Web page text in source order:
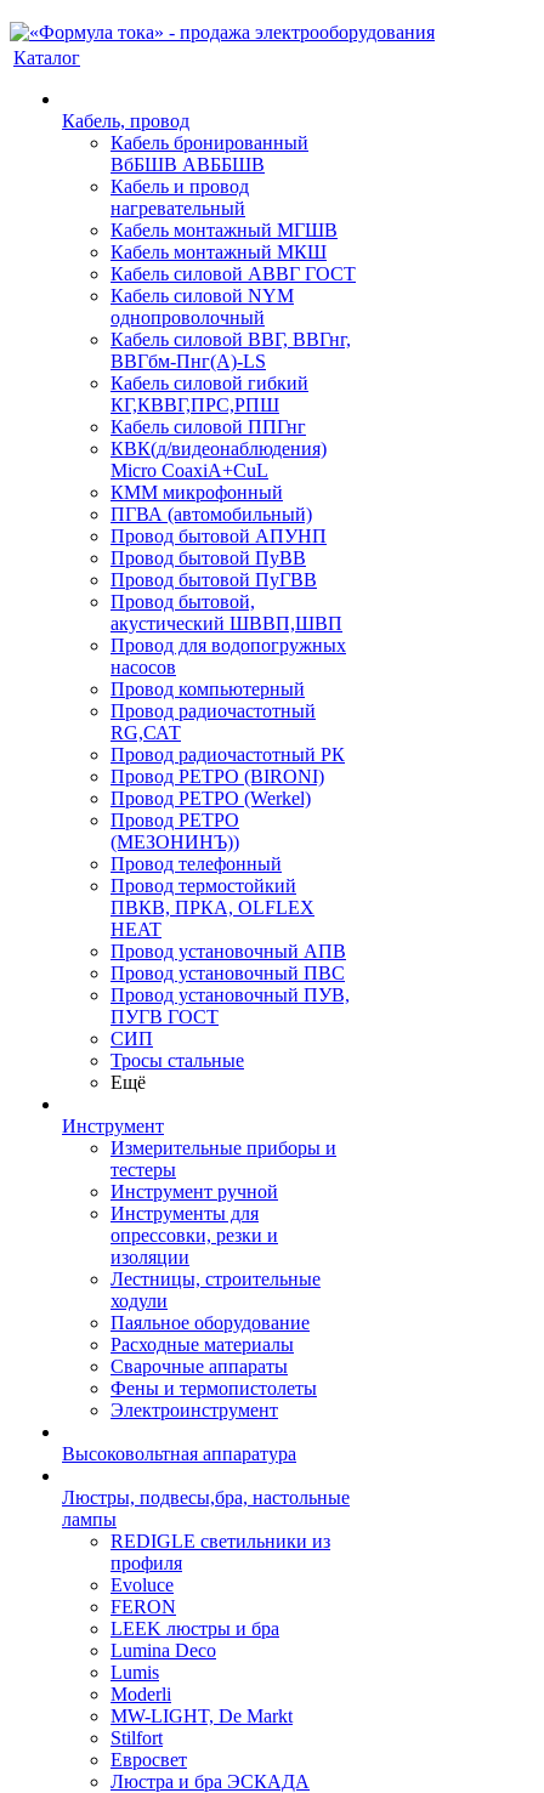
Каталог
Кабель, провод
Кабель бронированный
ВбБШВ АВББШВ
Кабель и провод
нагревательный
Кабель монтажный МГШВ
Кабель монтажный МКШ
Кабель силовой АВВГ ГОСТ
Кабель силовой NYM
однопроволочный
Кабель силовой ВВГ, ВВГнг,
ВВГбм-Пнг(А)-LS
Кабель силовой гибкий
КГ,КВВГ,ПРС,РПШ
Кабель силовой ППГнг
КВК(д/видеонаблюдения)
Micro CoaxiA+CuL
КММ микрофонный
ПГВА (автомобильный)
Провод бытовой АПУНП
Провод бытовой ПуВВ
Провод бытовой ПуГВВ
Провод бытовой,
акустический ШВВП,ШВП
Провод для водопогружных
насосов
Провод компьютерный
Провод радиочастотный
RG,САТ
Провод радиочастотный РК
Провод РЕТРО (BIRONI)
Провод РЕТРО (Werkel)
Провод РЕТРО
(МЕЗОНИНЪ))
Провод телефонный
Провод термостойкий
ПВКВ, ПРКА, OLFLEX
HEAT
Провод установочный АПВ
Провод установочный ПВС
Провод установочный ПУВ,
ПУГВ ГОСТ
СИП
Тросы стальные
Ещё
Инструмент
Измерительные приборы и
тестеры
Инструмент ручной
Инструменты для
опрессовки, резки и
изоляции
Лестницы, строительные
ходули
Паяльное оборудование
Расходные материалы
Сварочные аппараты
Фены и термопистолеты
Электроинструмент
Высоковольтная аппаратура
Люстры, подвесы,бра, настольные
лампы
REDIGLE светильники из
профиля
Evoluce
FERON
LEEK люстры и бра
Lumina Deco
Lumis
Moderli
MW-LIGHT, De Markt
Stilfort
Евросвет
Люстра и бра ЭСКАДА